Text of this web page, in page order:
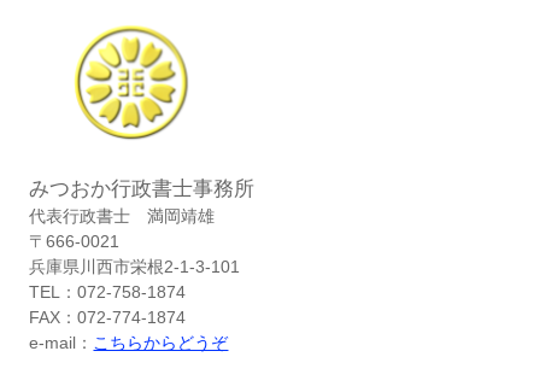
みつおか行政書士事務所
代表行政書士 満岡靖雄
〒666-0021
兵庫県川西市栄根2-1-3-101
TEL：072-758-1874
FAX：072-774-1874
e-mail： こちらからどうぞ